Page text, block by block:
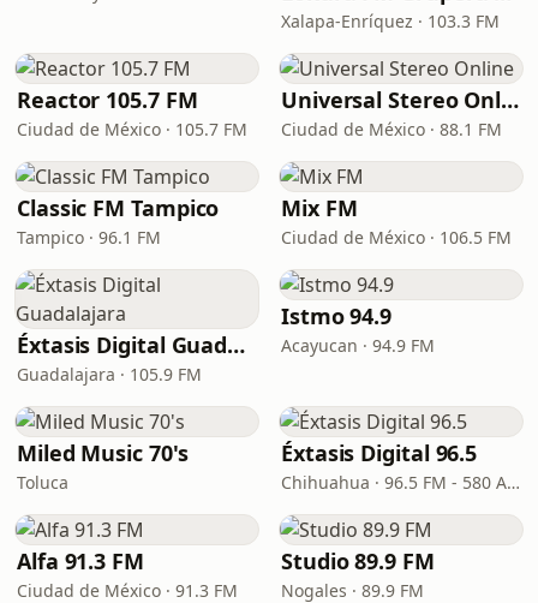
Xalapa-Enríquez · 103.3 FM
Reactor 105.7 FM
Ciudad de México · 105.7 FM
Universal Stereo Online
Ciudad de México · 88.1 FM
Classic FM Tampico
Tampico · 96.1 FM
Mix FM
Ciudad de México · 106.5 FM
Éxtasis Digital Guadalajara
Guadalajara · 105.9 FM
Istmo 94.9
Acayucan · 94.9 FM
Miled Music 70's
Toluca
Éxtasis Digital 96.5
Chihuahua · 96.5 FM - 580 AM
Alfa 91.3 FM
Ciudad de México · 91.3 FM
Studio 89.9 FM
Nogales · 89.9 FM